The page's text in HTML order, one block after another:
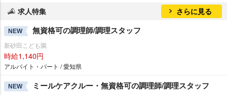
求人特集 さらに見る
NEW 無資格可の調理師/調理スタッフ
新砂田こども園
時給1,140円
アルバイト・パート / 愛知県
NEW ミールケアクルー・無資格可の調理師/調理スタッフ